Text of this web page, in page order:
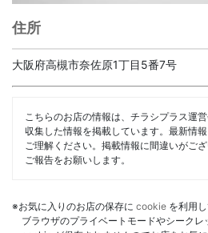
住所
大阪府高槻市奈佐原1丁目5番7号
こちらのお店の情報は、チラシプラス運
収集した情報を掲載しています。最新情
ご理解ください。掲載情報に間違いがご
ご報告をお願いします。
※お気に入りのお店の保存に cookie を利用し
ブラウザのプライベートモードやシーク